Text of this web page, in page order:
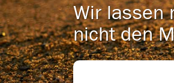
Wir lassen
nicht den